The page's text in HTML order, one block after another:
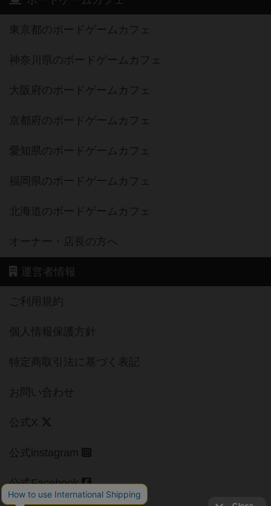
東京都のボードゲームカフェ
神奈川県のボードゲームカフェ
大阪府のボードゲームカフェ
京都府のボードゲームカフェ
愛知県のボードゲームカフェ
福岡県のボードゲームカフェ
北海道のボードゲームカフェ
オーナー・店長の方へ
運営者情報
ご利用規約
個人情報保護方針
特定商取引法に基づく表記
お問い合わせ
公式X
公式instagram
公式Facebook